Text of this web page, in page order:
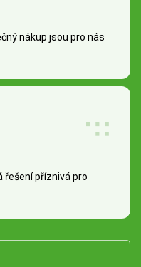
nákup jsou pro nás
řešení příznivá pro